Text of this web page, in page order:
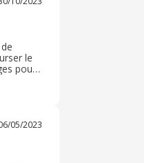
le
pour
05/2023